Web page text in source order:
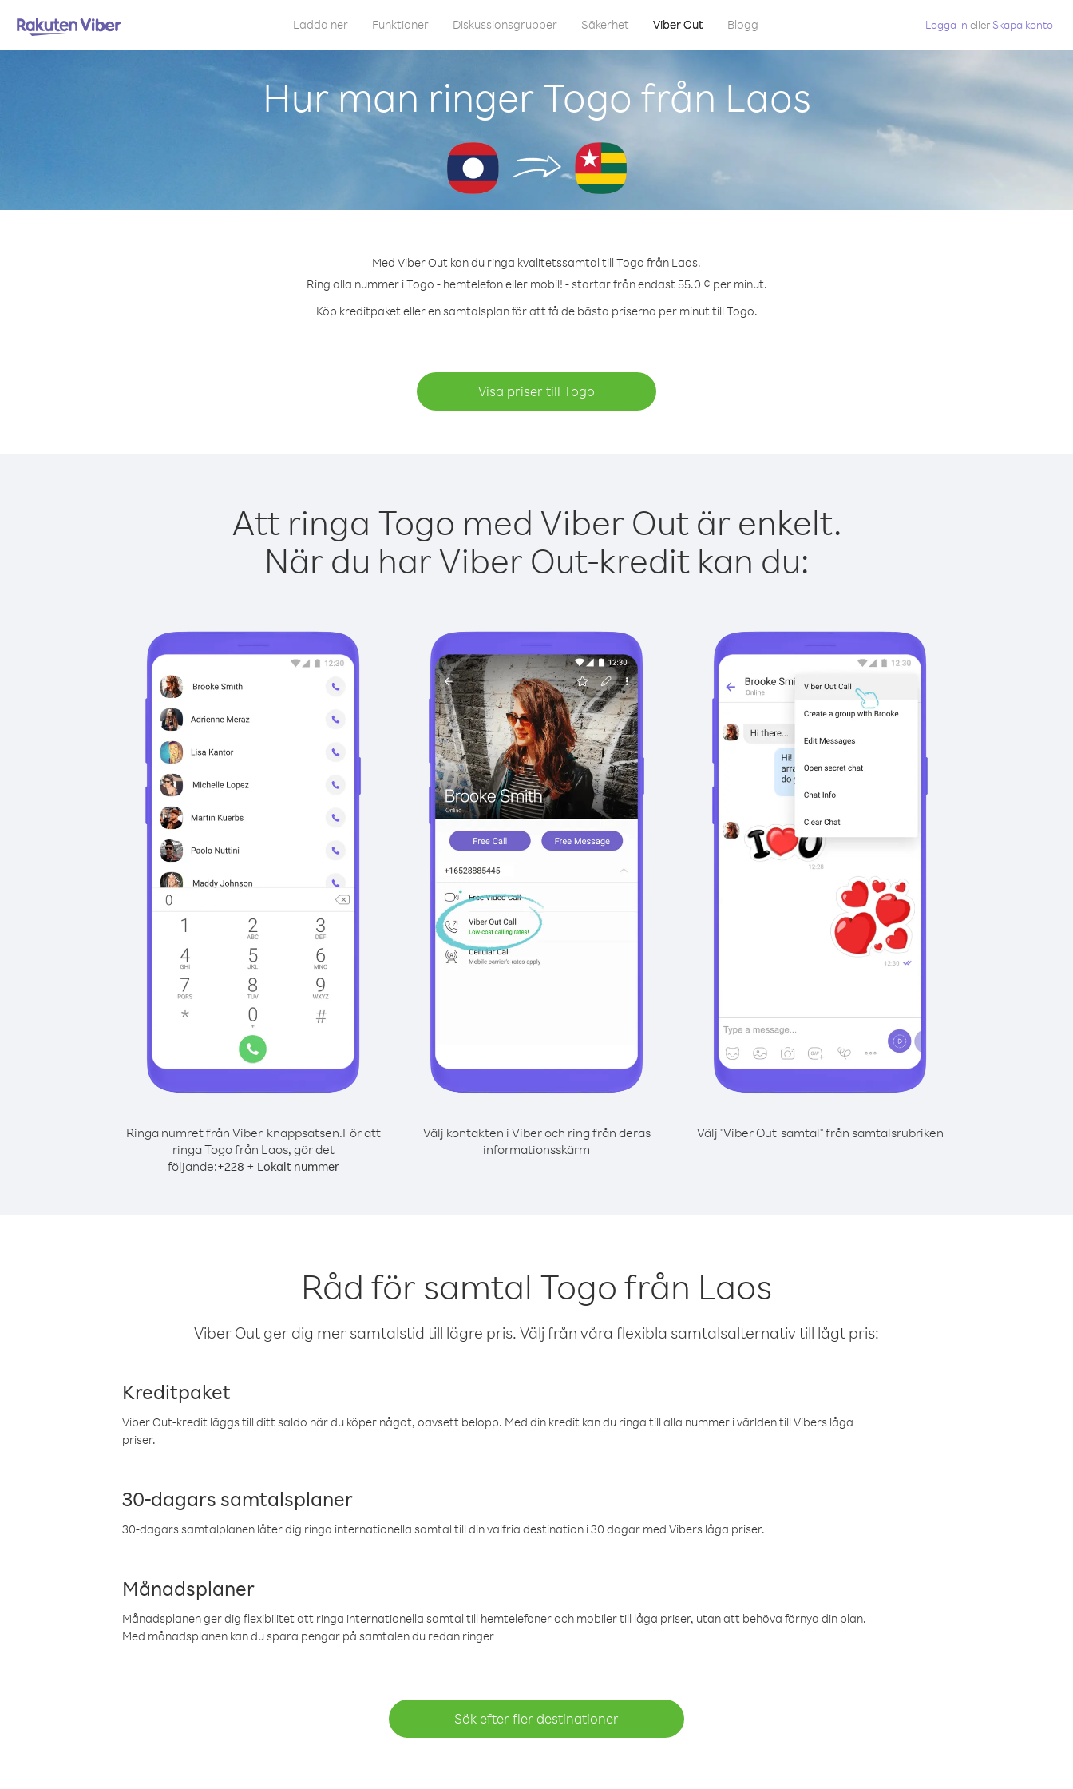
Ladda ner Funktioner Diskussionsgrupper Säkerhet Viber Out Blogg Logga in eller Skapa konto
Hur man ringer Togo från Laos
Med Viber Out kan du ringa kvalitetssamtal till Togo från Laos.
Ring alla nummer i Togo - hemtelefon eller mobil! - startar från endast 55.0 ¢ per minut.
Köp kreditpaket eller en samtalsplan för att få de bästa priserna per minut till Togo.
Visa priser till Togo
Att ringa Togo med Viber Out är enkelt.
När du har Viber Out-kredit kan du:
Ringa numret från Viber-knappsatsen.För att
ringa Togo från Laos, gör det
följande:+228 + Lokalt nummer
Välj kontakten i Viber och ring från deras
informationsskärm
Välj "Viber Out-samtal" från samtalsrubriken
Råd för samtal Togo från Laos
Viber Out ger dig mer samtalstid till lägre pris. Välj från våra flexibla samtalsalternativ till lågt pris:
Kreditpaket
Viber Out-kredit läggs till ditt saldo när du köper något, oavsett belopp. Med din kredit kan du ringa till alla nummer i världen till Vibers låga
priser.
30-dagars samtalsplaner
30-dagars samtalplanen låter dig ringa internationella samtal till din valfria destination i 30 dagar med Vibers låga priser.
Månadsplaner
Månadsplanen ger dig flexibilitet att ringa internationella samtal till hemtelefoner och mobiler till låga priser, utan att behöva förnya din plan.
Med månadsplanen kan du spara pengar på samtalen du redan ringer
Sök efter fler destinationer